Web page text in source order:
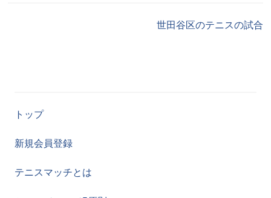
世田谷区のテニスの試合
トップ
新規会員登録
テニスマッチとは